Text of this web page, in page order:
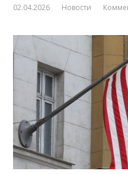
02.04.2026 Новости